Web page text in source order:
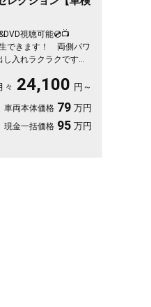
視聴可能💿📺
できます！ 両側パワ
入れラクラクです💖
ロール付で運転が楽し
👀
々 24,100 円～
車両本体価格 79 万円
現金一括価格 95 万円